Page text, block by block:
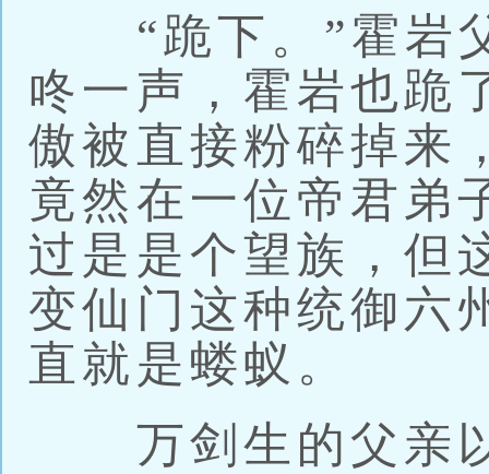
“跪下。”霍岩
咚一声，霍岩也跪
傲被直接粉碎掉来
竟然在一位帝君弟
过是是个望族，但
变仙门这种统御六
直就是蝼蚁。
万剑生的父亲以